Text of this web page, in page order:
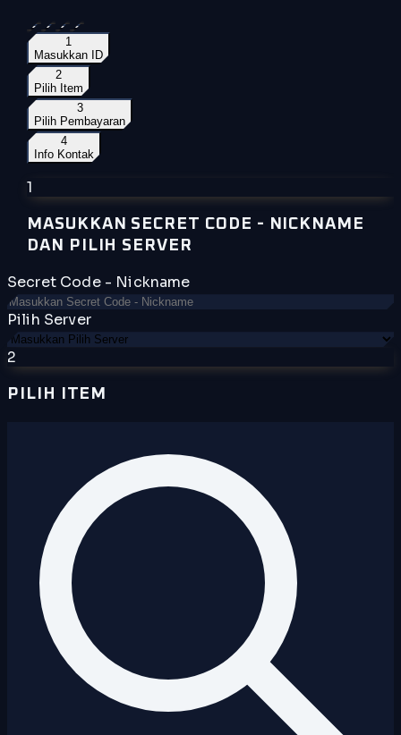
1
Masukkan ID
2
Pilih Item
3
Pilih Pembayaran
4
Info Kontak
1
MASUKKAN SECRET CODE - NICKNAME
DAN PILIH SERVER
Secret Code - Nickname
Pilih Server
2
PILIH ITEM